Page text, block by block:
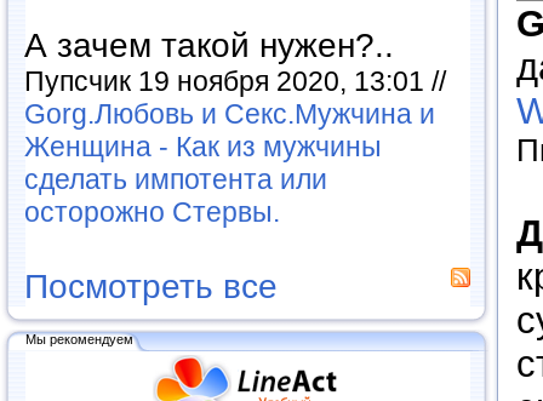
А зачем такой нужен?..
Пупсчик 19 ноября 2020, 13:01 //
Gorg.Любовь и Секс.Мужчина и
Женщина - Как из мужчины
сделать импотента или
осторожно Стервы.
Посмотреть все
Мы рекомендуем